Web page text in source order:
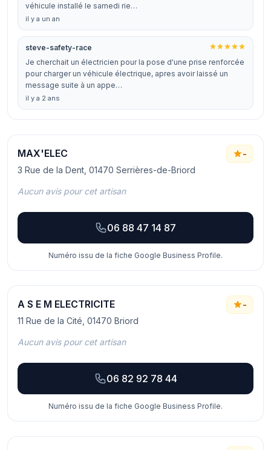
véhicule installé le samedi rie…
il y a un an
steve-safety-race
Je cherchait un électricien pour la pose d'une prise renforcée
pour charger un véhicule électrique, apres avoir laissé un
message suite à un appe…
il y a 2 ans
MAX'ELEC
3 Rue de la Dent, 01470 Serrières-de-Briord
-
Aucun avis pour cet artisan
06 88 47 14 87
Numéro issu de la fiche Google Business Profile.
A S E M ELECTRICITE
11 Rue de la Cité, 01470 Briord
-
Aucun avis pour cet artisan
06 82 92 78 44
Numéro issu de la fiche Google Business Profile.